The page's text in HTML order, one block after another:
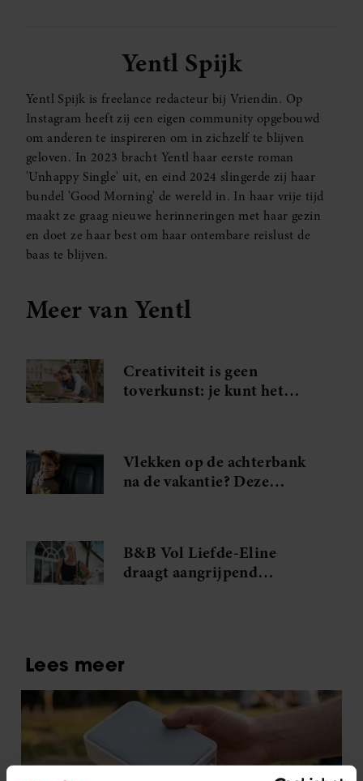
Yentl Spijk
Yentl Spijk is freelance redacteur bij Vriendin. Op
Instagram heeft zij een eigen community opgebouwd
om anderen te inspireren om in zichzelf te blijven
geloven. In 2023 bracht Yentl haar eerste roman
'Unhappy Single' uit, en eind 2024 slingerde zij haar
bundel 'Good Morning' de wereld in. In haar vrije tijd
maakt ze graag nieuwe herinneringen met haar gezin
en doet ze haar best om haar ontembare reislust de
baas te blijven.
Meer van Yentl
Creativiteit is geen
toverkunst: je kunt het
Vlekken op de achterbank
na de vakantie? Deze
B&B Vol Liefde-Eline
draagt aangrijpend